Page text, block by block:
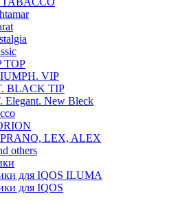
TOP
VIP
BLACK TIP
Elegant. New Bleck
LEX, ALEX
others
для IQOS ILUMA
для IQOS